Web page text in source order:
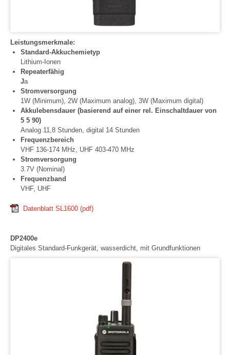
Leistungsmerkmale:
Standard-Akkuchemietyp
Lithium-Ionen
Repeaterfähig
Ja
Stromversorgung
1W (Minimum), 2W (Maximum analog), 3W (Maximum digital)
Akkulebensdauer (basierend auf einer rel. Einschaltdauer von
5 5 90)
Analog 11,8 Stunden, digital 14 Stunden
Frequenzbereich
VHF 136-174 MHz, UHF 403-470 MHz
Stromversorgung
3.7V (Nominal)
Frequenzband
VHF, UHF
Datenblatt SL1600 (pdf)
DP2400e
Digitales Standard-Funkgerät, wasserdicht, mit Grundfunktionen